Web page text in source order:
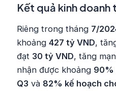
Kết quả kinh
Riêng trong tháng 7/
khoảng427 tỷ VND,
đạt 30 tỷ VND, tăng
nhận được khoảng 90%
Q3 và 82% kế hoạch